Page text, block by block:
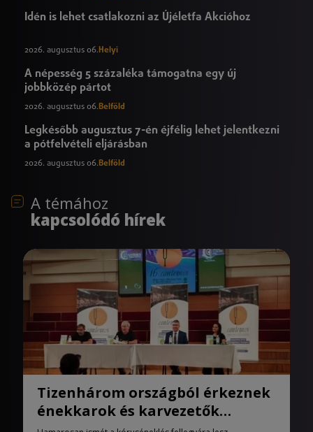
Idén is lehet csatlakozni az Újéletfa Akcióhoz
2026. augusztus 06. Helyi
A népesség 5 százaléka támogatna egy új
jobbközép pártot
2026. augusztus 06.Belföld
Legkésőbb augusztus 7-én éjfélig lehet jelentkezni
a pótfelvételi eljárásban
2026. augusztus 06.Belföld
A témához
kapcsolódó hírek
Tizenhárom országból érkeznek
énekkarok és karvezetők